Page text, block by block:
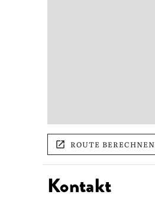
ROUTE BERECHNEN
Kontakt